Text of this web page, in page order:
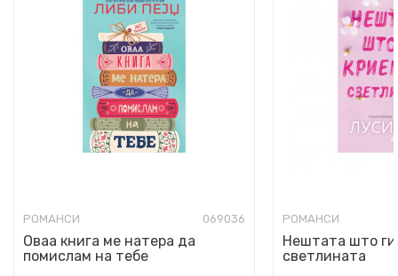
РОМАНСИ 069036
Оваа книга ме натера да
помислам на тебе
РОМАНСИ
Нештата што
светлината